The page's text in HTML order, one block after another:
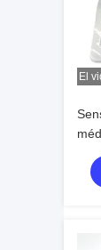
El